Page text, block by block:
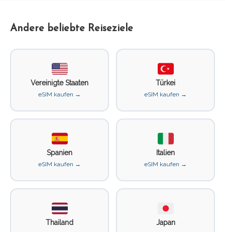
Andere beliebte Reiseziele
Vereinigte Staaten
eSIM kaufen →
Türkei
eSIM kaufen →
Spanien
eSIM kaufen →
Italien
eSIM kaufen →
Thailand Japan